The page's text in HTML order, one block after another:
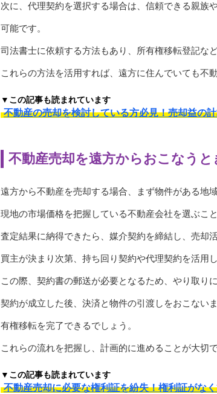
次に、代理契約を選択する場合は、信頼できる親族
可能です。
司法書士に依頼する方法もあり、所有権移転登記な
これらの方法を活用すれば、遠方に住んでいても不
▼この記事も読まれています
不動産の売却を検討している方必見！売却益の
不動産売却を遠方からおこなうと
遠方から不動産を売却する場合、まず物件がある地
現地の市場価格を把握している不動産会社を選ぶこ
査定結果に納得できたら、媒介契約を締結し、売却
買主が決まり次第、持ち回り契約や代理契約を活用
この際、契約書の郵送が必要となるため、やり取り
契約が成立した後、決済と物件の引渡しをおこない
有権移転を完了できるでしょう。
これらの流れを把握し、計画的に進めることが大切で
▼この記事も読まれています
不動産売却に必要な権利証を紛失！権利証がな